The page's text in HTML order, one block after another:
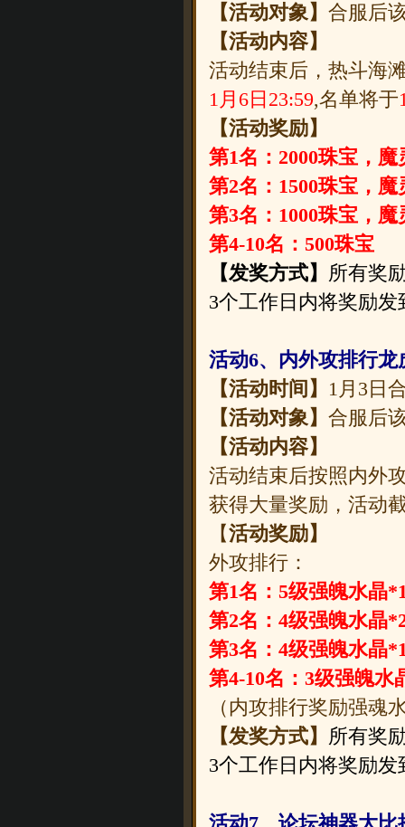
【活动对象】 合服后
【活动内容】
活动结束后，热斗海
1月6日23:59,名单将于
【活动奖励】
第1名：2000珠宝，
第2名：1500珠宝，
第3名：1000珠宝，魔
第4-10名：500珠宝
【发奖方式】 所有奖
3个工作日内将奖励
活动6、内外攻排行龙
【活动时间】 1月3日
【活动对象】 合服后
【活动内容】
活动结束后按照内外
获得大量奖励，活动
【活动奖励】
外攻排行：
第1名：5级强魄水晶
第2名：4级强魄水晶
第3名：4级强魄水晶
第4-10名：3级强魄水
（内攻排行奖励强魂
【发奖方式】 所有奖
3个工作日内将奖励